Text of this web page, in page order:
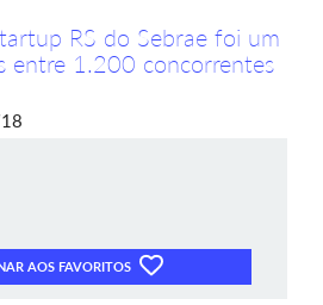
RS do Sebrae foi um
entre 1.200 concorrentes
AOS FAVORITOS